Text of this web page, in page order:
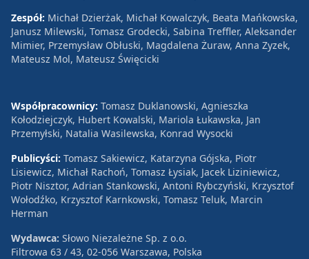
Zespół: Michał Dzierżak, Michał Kowalczyk, Beata Mańkowska,
Janusz Milewski, Tomasz Grodecki, Sabina Treffler, Aleksander
Mimier, Przemysław Obłuski, Magdalena Żuraw, Anna Zyzek,
Mateusz Mol, Mateusz Święcicki
Współpracownicy: Tomasz Duklanowski, Agnieszka
Kołodziejczyk, Hubert Kowalski, Mariola Łukawska, Jan
Przemyłski, Natalia Wasilewska, Konrad Wysocki
Publicyści: Tomasz Sakiewicz, Katarzyna Gójska, Piotr
Lisiewicz, Michał Rachoń, Tomasz Łysiak, Jacek Liziniewicz,
Piotr Nisztor, Adrian Stankowski, Antoni Rybczyński, Krzysztof
Wołodźko, Krzysztof Karnkowski, Tomasz Teluk, Marcin
Herman
Wydawca: Słowo Niezależne Sp. z o.o.
Filtrowa 63 / 43, 02-056 Warszawa, Polska